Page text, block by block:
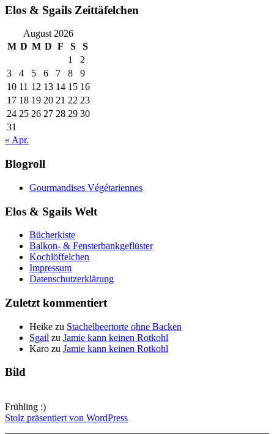
Elos & Sgails Zeittäfelchen
August 2026
M D M D F S
S
1
2
3
4 5 6 7 8
9
10 11 12 13 14 15 16
17 18 19 20 21 22 23
24 25 26 27 28 29 30
31
« Apr.
Blogroll
Gourmandises Végétariennes
Elos & Sgails Welt
Bücherkiste
Balkon- & Fensterbankgeflüster
Kochlöffelchen
Impressum
Datenschutzerklärung
Zuletzt kommentiert
Heike zu Stachelbeertorte ohne Backen
Sgail zu Jamie kann keinen Rotkohl
Karo zu Jamie kann keinen Rotkohl
Bild
Frühling :)
Stolz präsentiert von WordPress